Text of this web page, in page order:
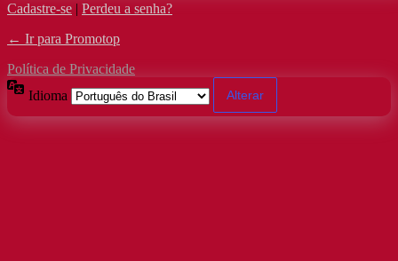
Cadastre-se | Perdeu a senha?
← Ir para Promotop
Política de Privacidade
Idioma